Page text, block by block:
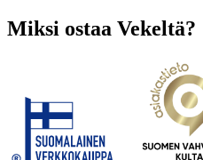
Miksi ostaa Vekeltä?